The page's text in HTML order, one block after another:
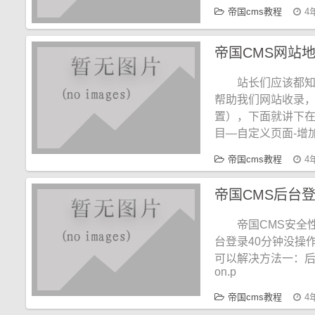
帝国cms教程 4
帝国CMS网站
站长们应该都
帮助我们网站收录
置），下面就讲下
目—自定义页面-增
帝国cms教程 4
帝国CMS后台
帝国CMS安全
台登录40分钟没操
可以解决方法一：
on.p
帝国cms教程 4